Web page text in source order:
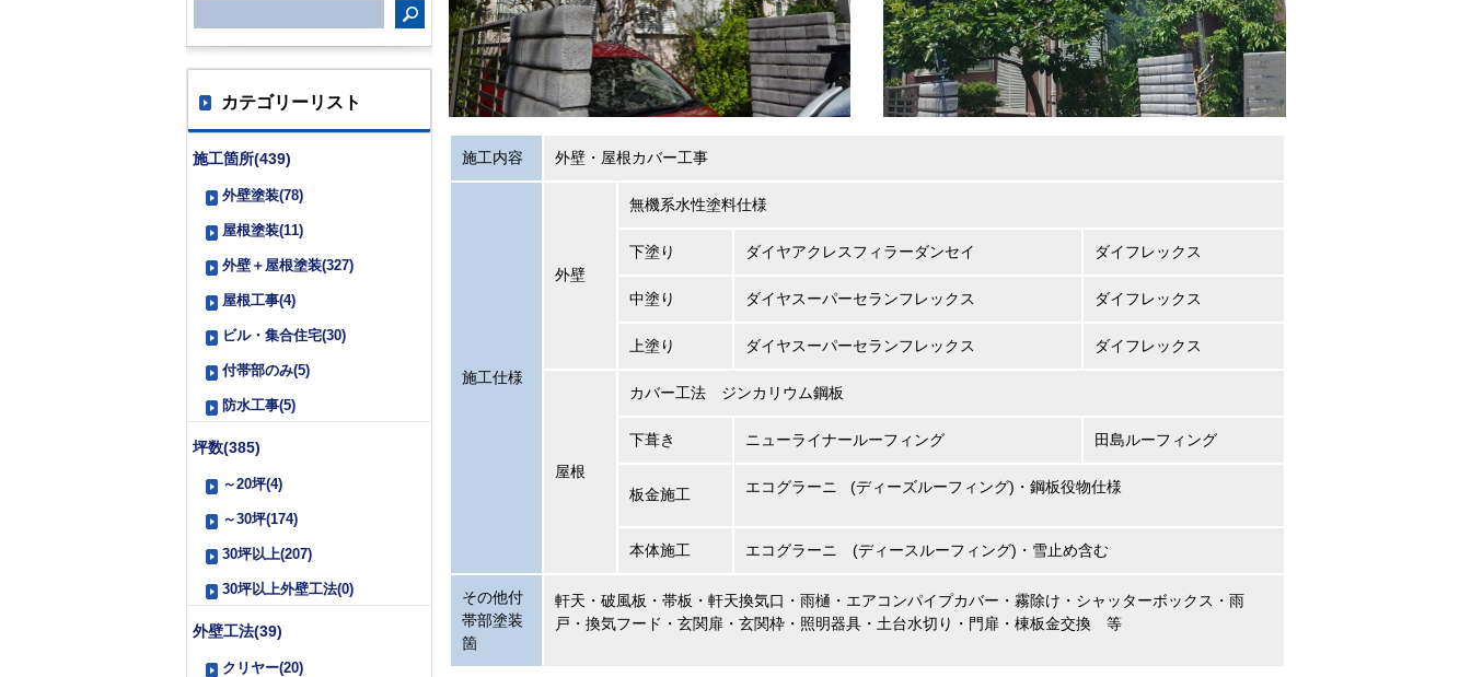
施工内容 外壁・屋根カバー工事
施工仕様
外壁
無機系水性塗料仕様
下塗り ダイヤアクレスフィラーダンセイ ダイフレックス
中塗り ダイヤスーパーセランフレックス ダイフレックス
上塗り ダイヤスーパーセランフレックス ダイフレックス
屋根
カバー工法 ジンカリウム鋼板
下葺き ニューライナールーフィング 田島ルーフィング
板金施工 エコグラーニ (ディーズルーフィング)・鋼板役物仕様
本体施工 エコグラーニ (ディースルーフィング)・雪止め含む
その他付
帯部塗装
箇
軒天・破風板・帯板・軒天換気口・雨樋・エアコンパイプカバー・霧除け・シャッターボックス・雨
戸・換気フード・玄関扉・玄関枠・照明器具・土台水切り・門扉・棟板金交換 等
カテゴリーリスト
施工箇所(439)
外壁塗装(78)
屋根塗装(11)
外壁＋屋根塗装(327)
屋根工事(4)
ビル・集合住宅(30)
付帯部のみ(5)
防水工事(5)
坪数(385)
～20坪(4)
～30坪(174)
30坪以上(207)
30坪以上外壁工法(0)
外壁工法(39)
クリヤー(20)